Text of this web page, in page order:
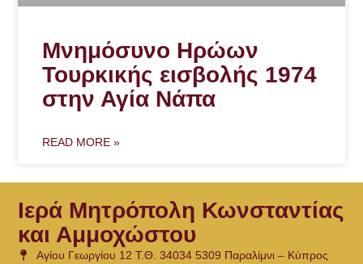
Μνημόσυνο Ηρώων
Τουρκικής εισβολής 1974
στην Αγία Νάπα
READ MORE »
Ιερά Μητρόπολη Κωνσταντίας
και Αμμοχώστου
Αγίου Γεωργίου 12 Τ.Θ. 34034 5309 Παραλίμνι – Κύπρος